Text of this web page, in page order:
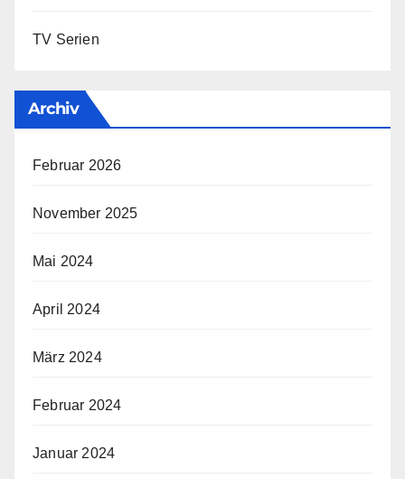
TV Serien
Archiv
Februar 2026
November 2025
Mai 2024
April 2024
März 2024
Februar 2024
Januar 2024